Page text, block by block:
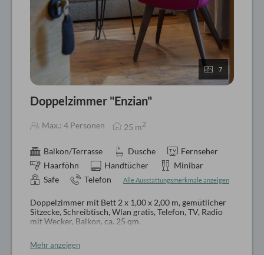
7
Doppelzimmer "Enzian"
Max.: 4 Personen 25 m2
Balkon/Terrasse Dusche
Fernseher
Haarföhn
Handtücher
Minibar
Safe
Telefon Alle Ausstattungsmerkmale anzeigen
Doppelzimmer mit Bett 2 x 1,00 x 2,00 m, gemütlicher
Sitzecke, Schreibtisch, Wlan gratis, Telefon, TV, Radio
mit Wecker, Balkon, ca. 25 qm.
Wellnesskorb mit Bademantel und Badeschlappen
Hunde auf Anfrage
Mehr anzeigen